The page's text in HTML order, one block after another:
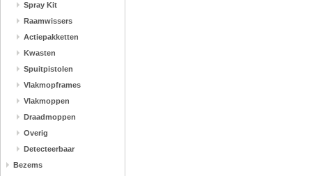
Spray Kit
Raamwissers
Actiepakketten
Kwasten
Spuitpistolen
Vlakmopframes
Vlakmoppen
Draadmoppen
Overig
Detecteerbaar
Bezems